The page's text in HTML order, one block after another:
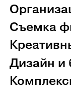
Съемка
Дизайн и